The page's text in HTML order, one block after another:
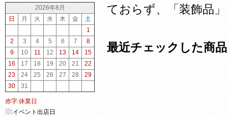
ておらず、「装飾品
最近チェックした商品
2026年8月
日
月 火 水 木 金
土
1
2
3 4 5 6 7
8
9
10 11 12 13 14
15
16
17 18 19 20 21
22
23
24 25 26 27 28
29
30
31
赤字:休業日
:イベント出店日